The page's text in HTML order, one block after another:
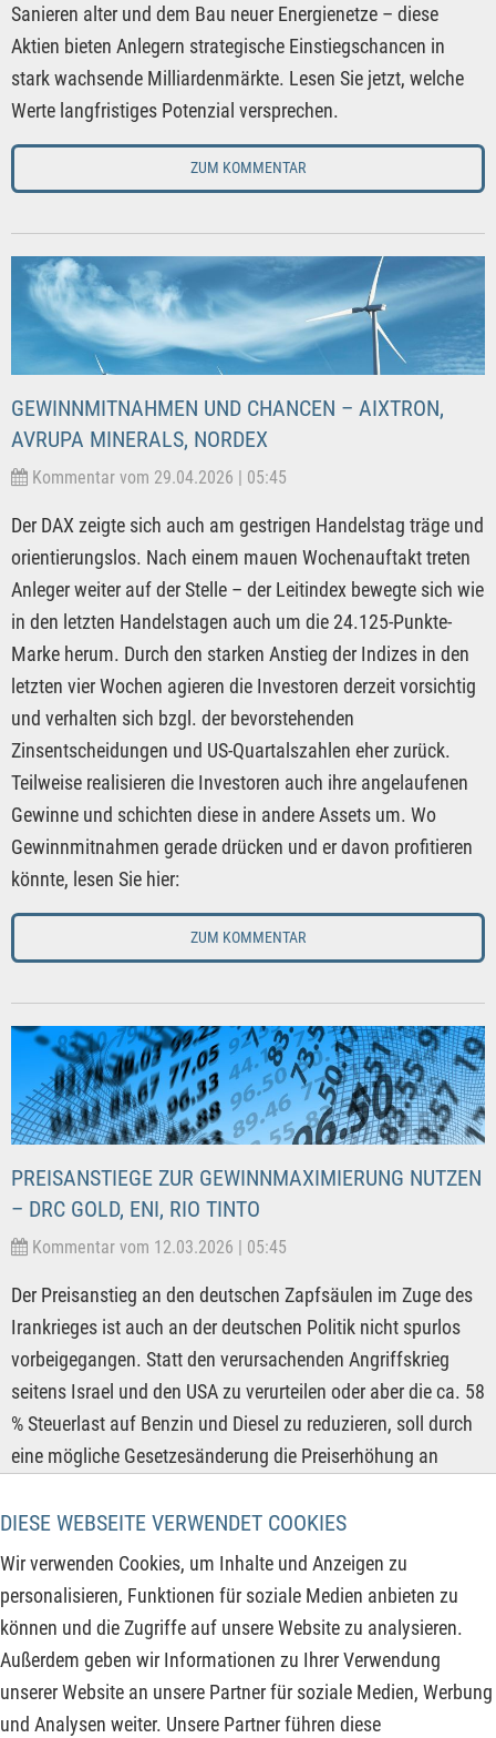
DIESE WEBSEITE VERWENDET COOKIES
Wir verwenden Cookies, um Inhalte und Anzeigen zu
personalisieren, Funktionen für soziale Medien anbieten zu
können und die Zugriffe auf unsere Website zu analysieren.
Außerdem geben wir Informationen zu Ihrer Verwendung
unserer Website an unsere Partner für soziale Medien, Werbung
und Analysen weiter. Unsere Partner führen diese
Sanieren alter und dem Bau neuer Energienetze – diese
Aktien bieten Anlegern strategische Einstiegschancen in
stark wachsende Milliardenmärkte. Lesen Sie jetzt, welche
Werte langfristiges Potenzial versprechen.
ZUM KOMMENTAR
GEWINNMITNAHMEN UND CHANCEN – AIXTRON,
AVRUPA MINERALS, NORDEX
Kommentar vom 29.04.2026 | 05:45
Der DAX zeigte sich auch am gestrigen Handelstag träge und
orientierungslos. Nach einem mauen Wochenauftakt treten
Anleger weiter auf der Stelle – der Leitindex bewegte sich wie
in den letzten Handelstagen auch um die 24.125-Punkte-
Marke herum. Durch den starken Anstieg der Indizes in den
letzten vier Wochen agieren die Investoren derzeit vorsichtig
und verhalten sich bzgl. der bevorstehenden
Zinsentscheidungen und US-Quartalszahlen eher zurück.
Teilweise realisieren die Investoren auch ihre angelaufenen
Gewinne und schichten diese in andere Assets um. Wo
Gewinnmitnahmen gerade drücken und er davon profitieren
könnte, lesen Sie hier:
ZUM KOMMENTAR
PREISANSTIEGE ZUR GEWINNMAXIMIERUNG NUTZEN
– DRC GOLD, ENI, RIO TINTO
Kommentar vom 12.03.2026 | 05:45
Der Preisanstieg an den deutschen Zapfsäulen im Zuge des
Irankrieges ist auch an der deutschen Politik nicht spurlos
vorbeigegangen. Statt den verursachenden Angriffskrieg
seitens Israel und den USA zu verurteilen oder aber die ca. 58
% Steuerlast auf Benzin und Diesel zu reduzieren, soll durch
eine mögliche Gesetzesänderung die Preiserhöhung an
werden. Damit wird das eigentliche Problem seitens der
Politik nur kosmetisch bearbeitet, wie so oft aber nicht
behoben. Unabhängig davon kommen die
Rohstoffproduzenten durch ein wachsendes Angebotsdefizit
zunehmend in die Preissetzungsmacht und nutzen dies
bereits unterschiedlich stark. Daher lohnt ein Blick auf
folgende Rohstoffunternehmen: